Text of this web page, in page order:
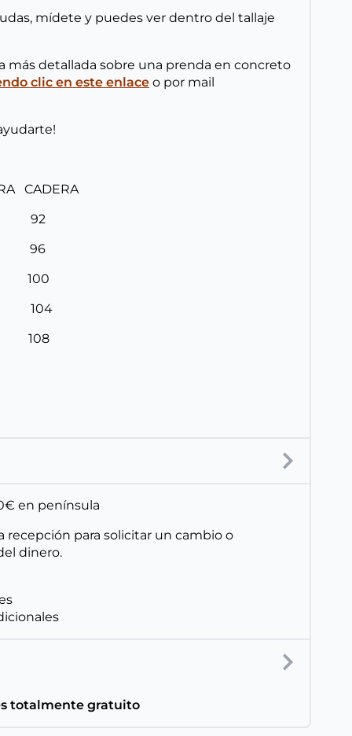
mídete y puedes ver dentro del tallaje
más detallada sobre una prenda en concreto
clic en este enlace o por mail
CADERA
92
96
100
104
108
en península
recepción para solicitar un cambio o
dinero.
totalmente gratuito